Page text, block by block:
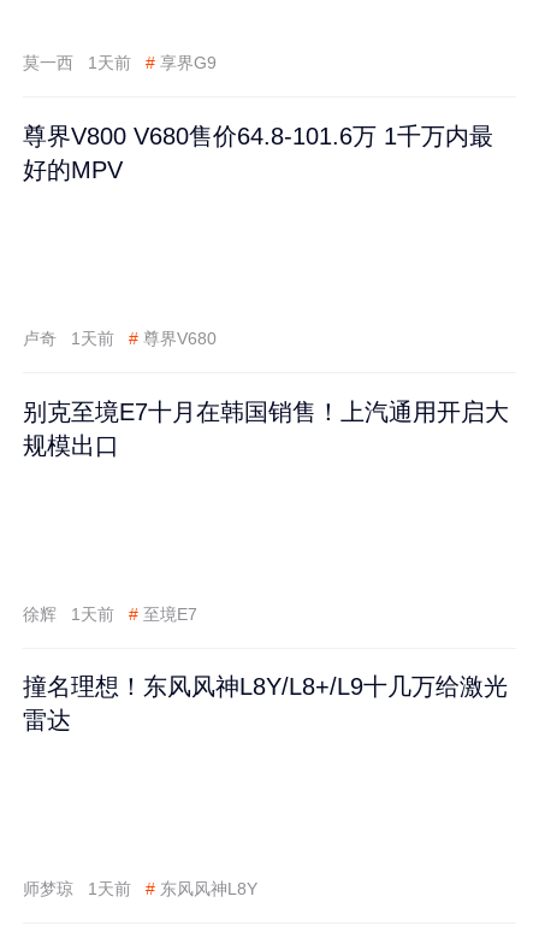
莫一西 1天前 # 享界G9
尊界V800 V680售价64.8-101.6万 1千万内最
好的MPV
卢奇 1天前 # 尊界V680
别克至境E7十月在韩国销售！上汽通用开启大
规模出口
徐辉 1天前 # 至境E7
撞名理想！东风风神L8Y/L8+/L9十几万给激光
雷达
师梦琼 1天前 # 东风风神L8Y